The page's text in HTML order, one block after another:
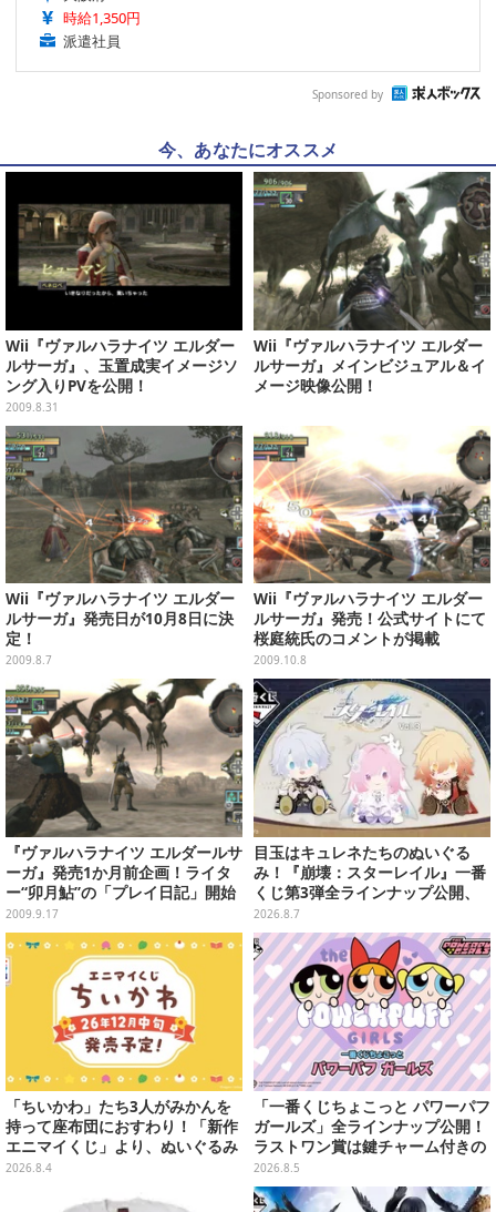
時給1,350円
派遣社員
Sponsored by
今、あなたにオススメ
Wii『ヴァルハラナイツ エルダー
ルサーガ』、玉置成実イメージソ
ング入りPVを公開！
2009.8.31
Wii『ヴァルハラナイツ エルダー
ルサーガ』メインビジュアル＆イ
メージ映像公開！
Wii『ヴァルハラナイツ エルダー
ルサーガ』発売日が10月8日に決
定！
2009.8.7
Wii『ヴァルハラナイツ エルダー
ルサーガ』発売！公式サイトにて
桜庭統氏のコメントが掲載
2009.10.8
『ヴァルハラナイツ エルダールサ
ーガ』発売1か月前企画！ライタ
ー“卯月鮎”の「プレイ日記」開始
2009.9.17
目玉はキュレネたちのぬいぐる
み！『崩壊：スターレイル』一番
くじ第3弾全ラインナップ公開、
美麗ビジュアルのアクリルボード
など用意
2026.8.7
「ちいかわ」たち3人がみかんを
持って座布団におすわり！「新作
エニマイくじ」より、ぬいぐるみ
画像が初公開
2026.8.4
「一番くじちょこっと パワーパフ
ガールズ」全ラインナップ公開！
ラストワン賞は鍵チャーム付きの
シール帳スペシャルセットを用意
2026.8.5